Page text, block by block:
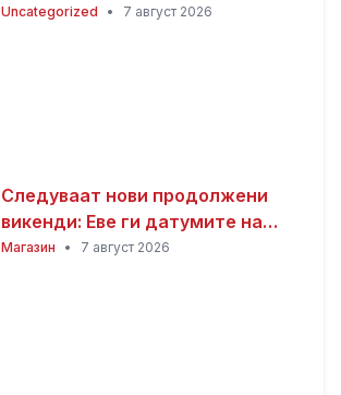
(2026)
Uncategorized • 7 август 2026
Следуваат нови продолжени
викенди: Еве ги датумите на
следните неработни денови
Магазин • 7 август 2026